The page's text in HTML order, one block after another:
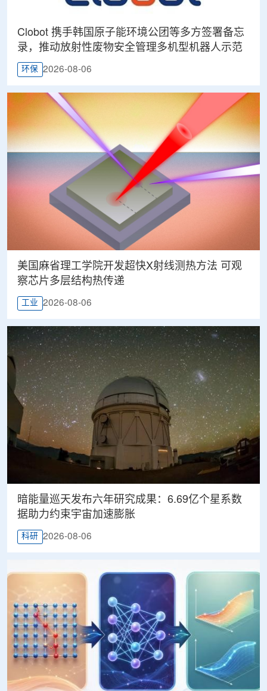
Clobot 携手韩国原子能环境公团等多方签署备忘
录，推动放射性废物安全管理多机型机器人示范
环保 2026-08-06
美国麻省理工学院开发超快X射线测热方法 可观
察芯片多层结构热传递
工业 2026-08-06
暗能量巡天发布六年研究成果：6.69亿个星系数
据助力约束宇宙加速膨胀
科研 2026-08-06